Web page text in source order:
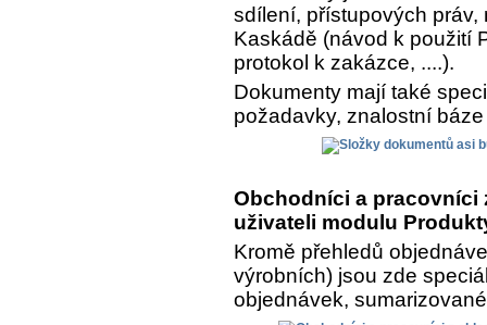
sdílení, přístupových
Kaskádě (návod k použití
protokol k zakázce, ....).
Dokumenty mají také
požadavky, znalostní
Obchodníci a
uživateli modulu
Kromě přehledů
výrobních) jsou zde
objednávek,